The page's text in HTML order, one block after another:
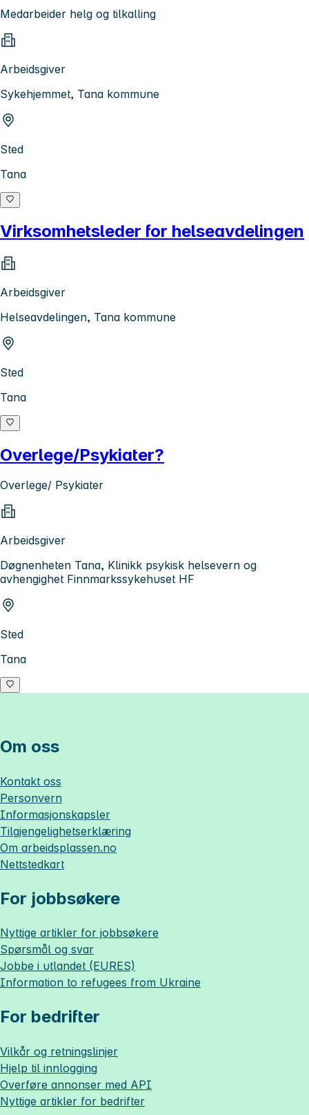
Medarbeider helg og tilkalling
Arbeidsgiver
Sykehjemmet, Tana kommune
Sted
Tana
Virksomhetsleder for helseavdelingen
Arbeidsgiver
Helseavdelingen, Tana kommune
Sted
Tana
Overlege/Psykiater?
Overlege/ Psykiater
Arbeidsgiver
Døgnenheten Tana, Klinikk psykisk helsevern og
avhengighet Finnmarkssykehuset HF
Sted
Tana
Om oss
Kontakt oss
Personvern
Informasjonskapsler
Tilgjengelighetserklæring
Om arbeidsplassen.no
Nettstedkart
For jobbsøkere
Nyttige artikler for jobbsøkere
Spørsmål og svar
Jobbe i utlandet (EURES)
Information to refugees from Ukraine
For bedrifter
Vilkår og retningslinjer
Hjelp til innlogging
Overføre annonser med API
Nyttige artikler for bedrifter